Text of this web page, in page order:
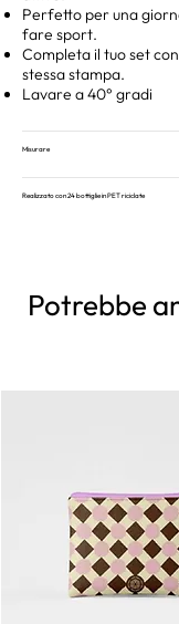
Perfetto per una
fare sport.
Completa il tuo set
stessa stampa.
Lavare a 40° gradi
Misurare
Realizzato con 24 bottiglie in PET riciclate
Potrebbe